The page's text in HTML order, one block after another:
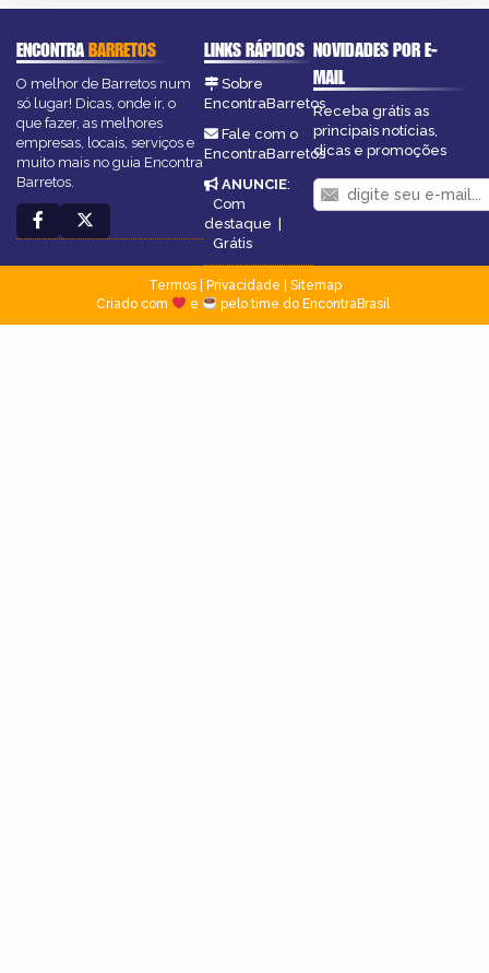
ENCONTRABARRETOS
O melhor de Barretos num
só lugar! Dicas, onde ir, o
que fazer, as melhores
empresas, locais, serviços e
muito mais no guia Encontra
Barretos.
LINKS RÁPIDOS
Sobre
EncontraBarretos
Fale com o
EncontraBarretos
ANUNCIE:
Com
destaque |
Grátis
NOVIDADES POR E-
MAIL
Receba grátis as
principais notícias,
dicas e promoções
Termos| Privacidade
Sitemap
Criado com
e pelo time do EncontraBrasil